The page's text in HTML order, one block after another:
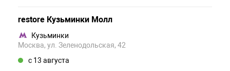
restore Кузьминки Молл
Кузьминки
Москва, ул. Зеленодольская, 42
c 13 августа